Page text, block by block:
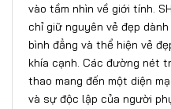
vào tầm nhìn về giới tính.
chỉ giữ nguyên vẻ đẹp
bình đẳng và thể hiện vẻ
khía cạnh. Các đường nét
thao mang đến một diện
và sự độc lập của người